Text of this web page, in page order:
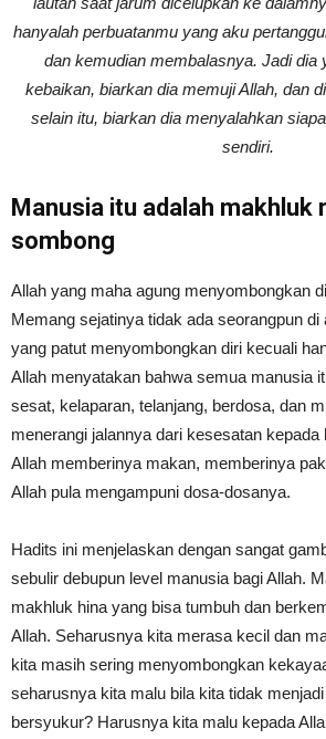
hanyalah perbuatanmu yang aku
dan kemudian membalasnya. Jadi dia
kebaikan, biarkan dia memuji Allah, dan
selain itu, biarkan dia menyalahkan
sendiri.
Manusia itu adalah makhluk
sombong
Allah yang maha agung menyombongkan
Memang sejatinya tidak ada seorangpun
yang patut menyombongkan diri kecuali
Allah menyatakan bahwa semua manusia
sesat, kelaparan, telanjang, berdosa, dan
menerangi jalannya dari kesesatan kepada
Allah memberinya makan, memberinya
Allah pula mengampuni dosa-dosanya.
Hadits ini menjelaskan dengan sangat
sebulir debupun level manusia bagi Allah.
makhluk hina yang bisa tumbuh dan
Allah. Seharusnya kita merasa kecil dan
kita masih sering menyombongkan
seharusnya kita malu bila kita tidak
bersyukur? Harusnya kita malu kepada